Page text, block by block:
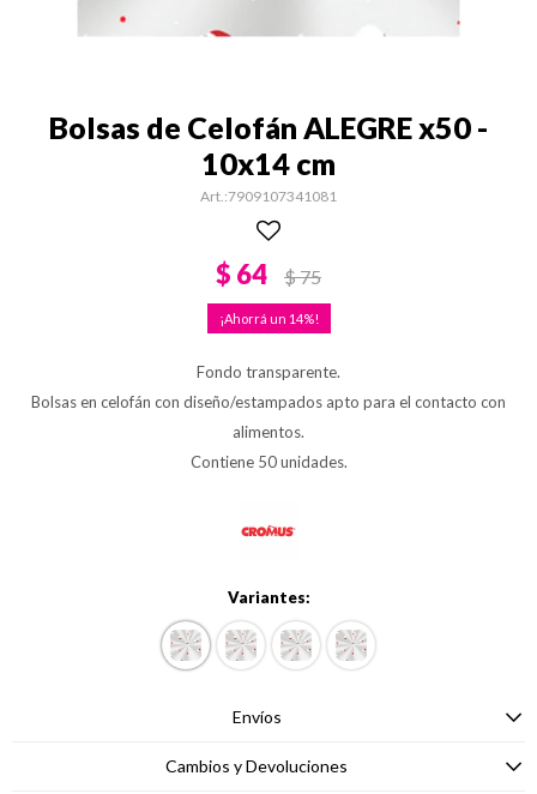
Bolsas de Celofán ALEGRE x50 -
10x14 cm
7909107341081
$ 64 $75
14
Fondo transparente.
Bolsas en celofán con diseño/estampados apto para el contacto con
alimentos.
Contiene 50 unidades.
Variantes:
Envíos
Cambios y Devoluciones